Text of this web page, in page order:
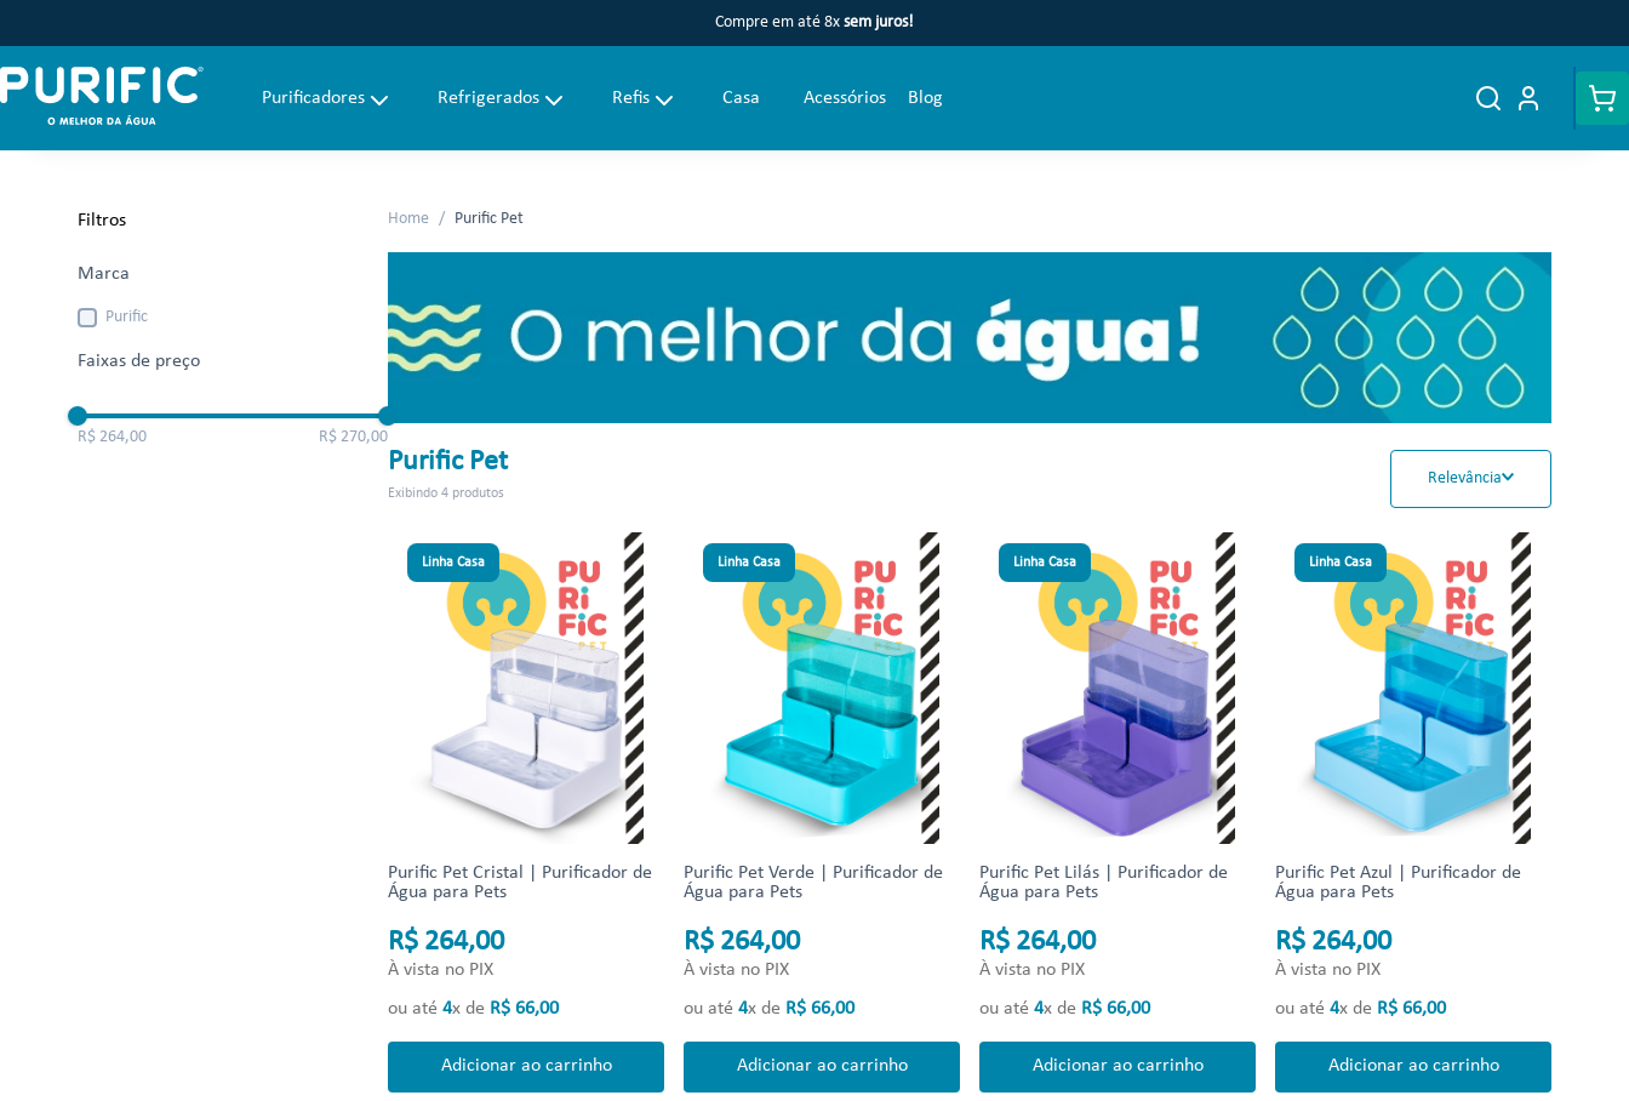
Compre em até 8x sem juros!
Purificadores Refrigerados Refis Casa Acessórios Blog
Filtros
Marca
Purific
Faixas de preço
R$ 264,00 R$ 270,00
Purific Pet
Purific Pet
4
Relevância
Linha Casa
Purific Pet Cristal | Purificador de
Água para Pets
R$ 264,00
À vista no PIX
ou até 4x de R$ 66,00
Adicionar ao carrinho
Linha Casa
Purific Pet Verde | Purificador de
Água para Pets
R$ 264,00
À vista no PIX
ou até 4x de R$ 66,00
Adicionar ao carrinho
Linha Casa
Purific Pet Lilás | Purificador de
Água para Pets
R$ 264,00
À vista no PIX
ou até 4x de R$ 66,00
Adicionar ao carrinho
Linha Casa
Purific Pet Azul | Purificador de
Água para Pets
R$ 264,00
À vista no PIX
ou até 4x de R$ 66,00
Adicionar ao carrinho